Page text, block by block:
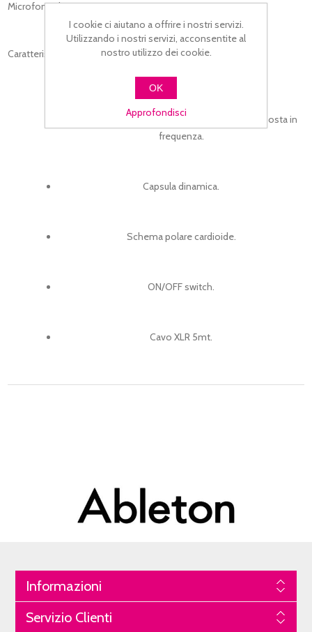
Microfono dinamico con interruttore.
Caratteristiche
Microfono per voce dotato di un'eccellente risposta in
frequenza.
Capsula dinamica.
Schema polare cardioide.
ON/OFF switch.
Cavo XLR 5mt.
Informazioni
Servizio Clienti
I cookie ci aiutano a offrire i nostri servizi.
Utilizzando i nostri servizi, acconsentite al
nostro utilizzo dei cookie.
OK
Approfondisci